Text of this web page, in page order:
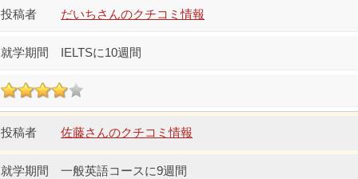
だいちさんのクチコミ情報
IELTSに10週間
佐藤さんのクチコミ情報
一般英語コースに9週間